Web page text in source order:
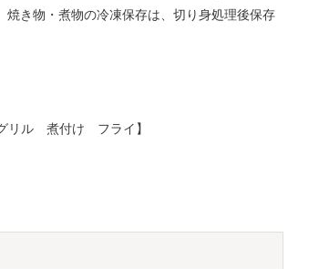
き物・煮物の冷凍保存は、切り身処理後保存
ル 煮付け フライ】